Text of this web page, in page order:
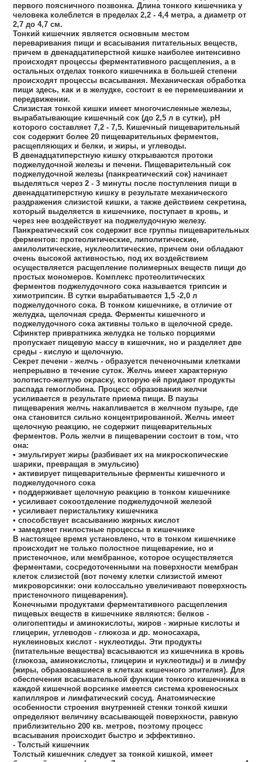
первого поясничного позвонка. Длина тонкого кишечника у
человека колеблется в пределах 2,2 - 4,4 метра, а диаметр от
2,7 до 4,7 см.
Тонкий кишечник является основным местом
переваривания пищи и всасывания питательных веществ,
причем в двенадцатиперстной кишке наиболее интенсивно
происходят процессы ферментативного расщепления, а в
остальных отделах тонкого кишечника в большей степени
происходят процессы всасывания. Механическая обработка
пищи здесь, как и в желудке, состоит в ее перемешивании и
передвижении.
Слизистая тонкой кишки имеет многочисленные железы,
вырабатывающие кишечный сок (до 2,5 л в сутки), рН
которого составляет 7,2 - 7,5. Кишечный пищеварительный
сок содержит более 20 пищеварительных ферментов,
расщепляющих и белки, и жиры, и углеводы.
В двенадцатиперстную кишку открываются протоки
поджелудочной железы и печени. Пищеварительный сок
поджелудочной железы (панкреатический сок) начинает
выделяться через 2 - 3 минуты после поступления пищи в
двенадцатиперстную кишку в результате механического
раздражения слизистой кишки, а также действием секретина,
который выделяется в кишечнике, поступает в кровь, и
через нее воздействует на поджелудочную железу.
Панкреатический сок содержит все группы пищеварительных
ферментов: протеолитические, липолитические,
амилолитические, нуклеолитические, причем они обладают
очень высокой активностью, под их воздействием
осуществляется расщепление полимерных веществ пищи до
простых мономеров. Комплекс протеолитических
ферментов поджелудочного сока называется трипсин и
химотрипсин. В сутки вырабатывается 1,5 -2,0 л
поджелудочного сока. В тонком кишечнике, в отличие от
желудка, щелочная среда. Ферменты кишечного и
поджелудочного сока активны только в щелочной среде.
Сфинктер привратника желудка не только порциями
пропускает пищевую массу в кишечник, но и разделяет две
среды - кислую и щелочную.
Секрет печени - желчь - образуется печеночными клетками
непрерывно в течение суток. Желчь имеет характерную
золотисто-желтую окраску, которую ей придают продукты
распада гемоглобина. Процесс образования желчи
усиливается в результате приема пищи. В паузы
пищеварения желчь накапливается в желчном пузыре, где
она становится сильно концентрированной. Желчь имеет
щелочную реакцию, не содержит пищеварительных
ферментов. Роль желчи в пищеварении состоит в том, что
она:
• эмульгирует жиры (разбивает их на микроскопические
шарики, превращая в эмульсию)
• активирует пищеварительные ферменты кишечного и
поджелудочного сока
• поддерживает щелочную реакцию в тонком кишечнике
• усиливает сокоотделение поджелудочной железой
• усиливает перистальтику кишечника
• способствует всасыванию жирных кислот
• замедляет гнилостные процессы в кишечнике
В настоящее время установлено, что в тонком кишечнике
происходит не только полостное пищеварение, но и
пристеночное, или мембранное, которое осуществляется
ферментами, сосредоточенными на поверхности мембран
клеток слизистой (вот почему клетки слизистой имеют
микроворсинки: они колоссально увеличивают поверхность
пристеночного пищеварения).
Конечными продуктами ферментативного расщепления
пищевых веществ в кишечнике являются: белков -
олигопептиды и аминокислоты, жиров - жирные кислоты и
глицерин, углеводов - глюкоза и др. моносахара,
нуклеиновых кислот - нуклеотиды. Эти продукты
(питательные вещества) всасываются из кишечника в кровь
(глюкоза, аминокислоты, глицерин и нуклеотиды) и в лимфу
(жиры, образовавшиеся в клетках кишечного эпителия). Для
обеспечения всасывательной функции тонкого кишечника в
каждой кишечной ворсинке имеется система кровеносных
капилляров и лимфатический сосуд. Анатомические
особенности строения внутренней стенки тонкой кишки
определяют величину всасывающей поверхности, равную
приблизительно 200 кв. метров, поэтому процесс
всасывания происходит быстро и эффективно.
- Толстый кишечник
Толстый кишечник следует за тонкой кишкой, имеет